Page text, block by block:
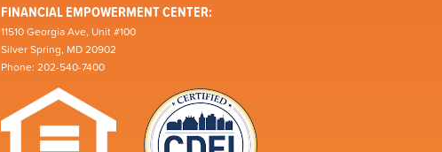
FINANCIAL EMPOWERMENT CENTER:
11510 Georgia Ave, Unit #100
Silver Spring, MD 20902
Phone: 202-540-7400